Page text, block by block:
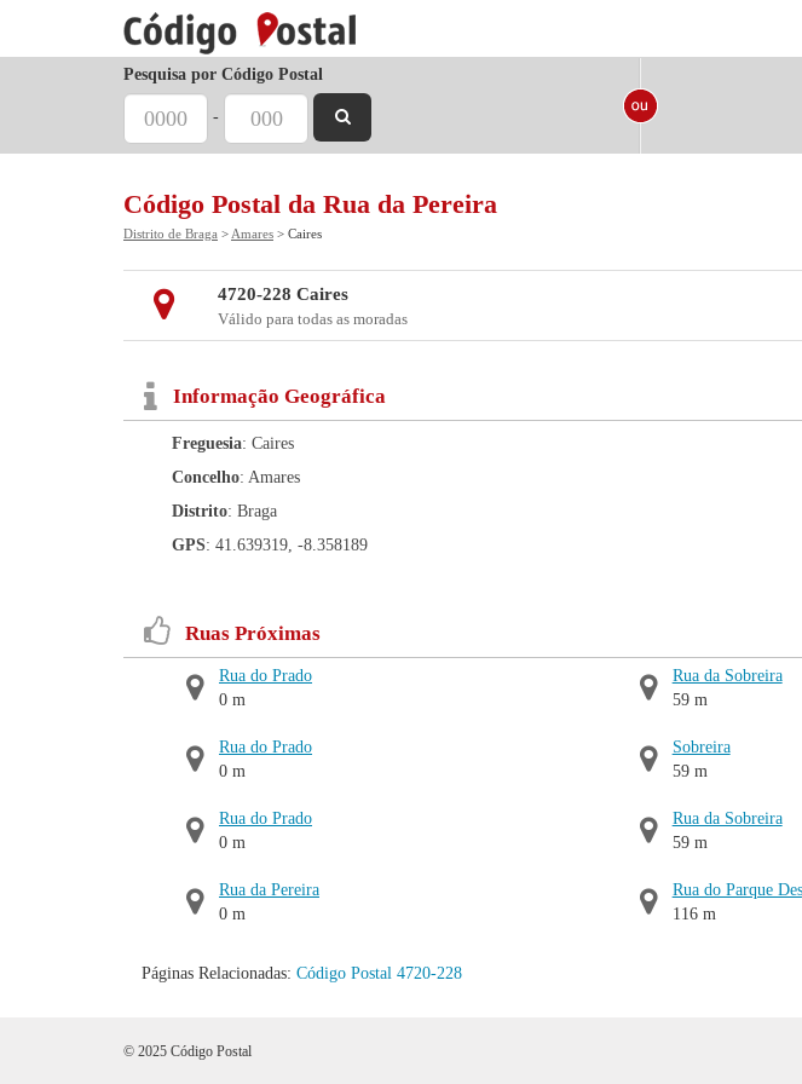
Pesquisa por Código Postal
-
Código Postal da Rua da Pereira
Distrito de Braga > Amares > Caires
4720-228 Caires
Válido para todas as moradas
Informação Geográfica
Freguesia: Caires
Concelho: Amares
Distrito: Braga
GPS: 41.639319, -8.358189
Ruas Próximas
Rua do Prado
0 m
Rua do Prado
0 m
Rua do Prado
0 m
Rua da Pereira
0 m
Rua da Sobreira
59 m
Sobreira
59 m
Rua da Sobreira
59 m
Rua do Parque
116 m
Páginas Relacionadas: Código Postal 4720-228
© 2025 Código Postal